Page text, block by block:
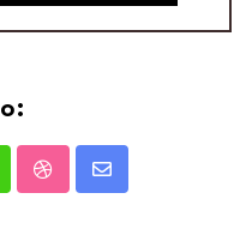
StumbleUpon
Share